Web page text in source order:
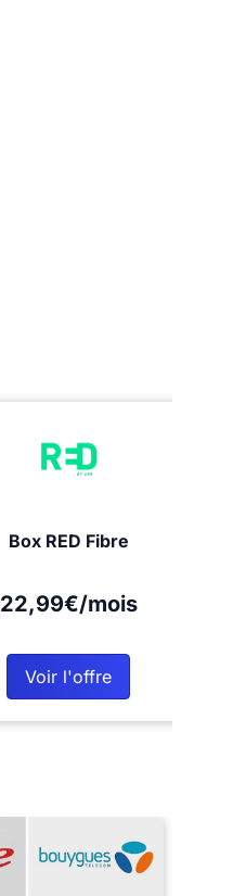
Box RED Fibre
22,99€/mois
Voir l'offre